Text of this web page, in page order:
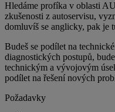
Hledáme profíka v oblasti
zkušenosti z autoservisu,
domluvíš se anglicky, pak je
Budeš se podílet na
diagnostických postupů,
technickým a vývojovým
podílet na řešení nových
Požadavky